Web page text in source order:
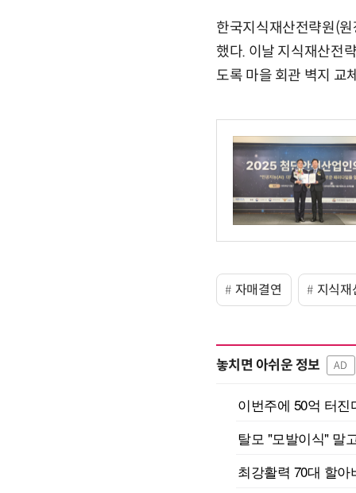
한국지식재산전략원(
했다. 이날 지식재산전
도록 마을 회관 벽지 교
자매결연 지식재
놓치면 아쉬운 정보 AD